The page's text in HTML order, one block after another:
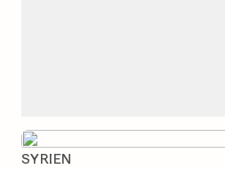
SYRIEN